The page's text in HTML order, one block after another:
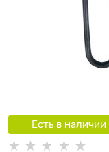
Есть в наличии